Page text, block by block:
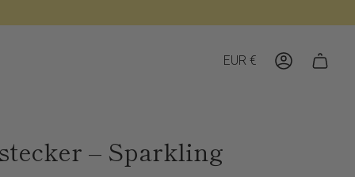
Währung
EUR € Konto
– Sparkling